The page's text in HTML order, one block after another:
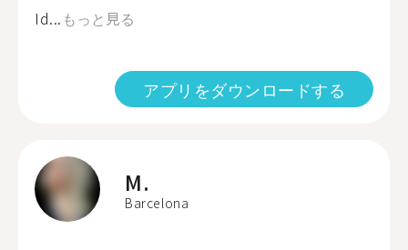
Id... もっと見る
アプリをダウンロードする
M.
Barcelona